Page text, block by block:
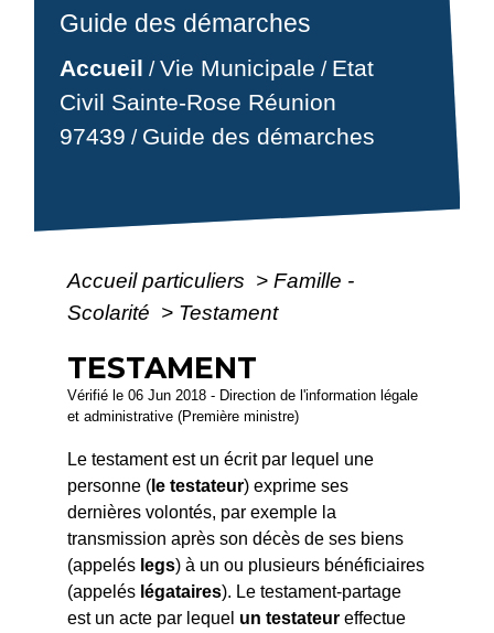
Guide des démarches
Accueil /Vie Municipale / Etat
Civil Sainte-Rose Réunion
97439 / Guide des démarches
Accueil particuliers > Famille -
Scolarité > Testament
TESTAMENT
Vérifié le 06 Jun 2018 - Direction de l'information légale
et administrative (Première ministre)
Le testament est un écrit par lequel une
personne ( le testateur) exprime ses
dernières volontés, par exemple la
transmission après son décès de ses biens
(appelés legs) à un ou plusieurs bénéficiaires
(appelés légataires). Le testament-partage
est un acte par lequel un testateureffectue